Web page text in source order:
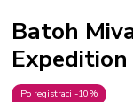
Batoh
Expedition
Po registraci -10%